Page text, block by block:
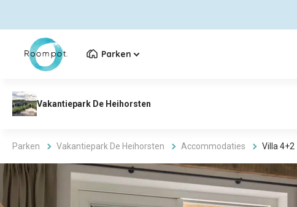
Parken
Parken Vakantiepark De Heihorsten Accommodaties Villa 4+2